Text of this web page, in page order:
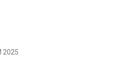
2025